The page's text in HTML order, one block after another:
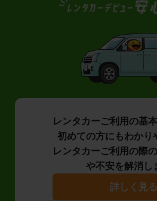
レンタカーご利用の基
初めての方にもわかり
レンタカーご利用の際
や不安を解消し
詳しく見る